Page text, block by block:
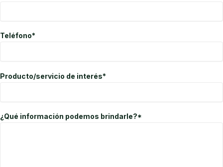
Teléfono*
Producto/servicio de interés*
¿Qué información podemos brindarle?*